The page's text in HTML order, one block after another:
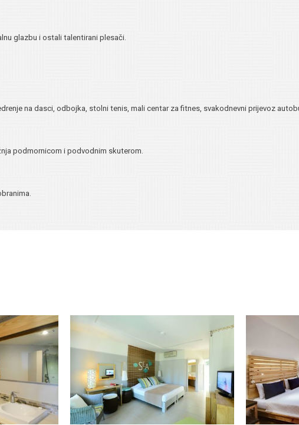
glazbu i ostali talentirani plesači.
na dasci, odbojka, stolni tenis, mali centar za fitnes, svakodnevni prijevoz
podmornicom i podvodnim skuterom.